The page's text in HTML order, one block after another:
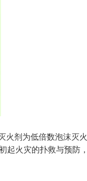
火剂为低倍数泡沫
火灾的扑救与预防